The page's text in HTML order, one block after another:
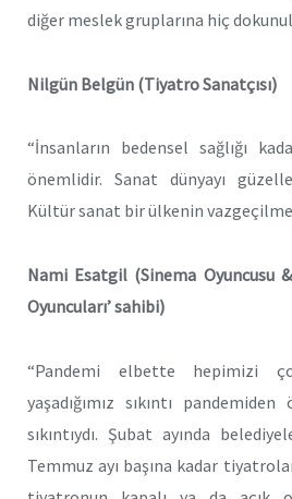
diğer meslek gruplarına hiç
Nilgün Belgün (Tiyatro Sanatçısı)
“İnsanların bedensel sağlığı
önemlidir. Sanat dünyayı
Kültür sanat bir ülkenin
Nami Esatgil (Sinema Oyuncusu
Oyuncuları’ sahibi)
“Pandemi elbette hepimizi
yaşadığımız sıkıntı
sıkıntıydı. Şubat ayında
Temmuz ayı başına kadar